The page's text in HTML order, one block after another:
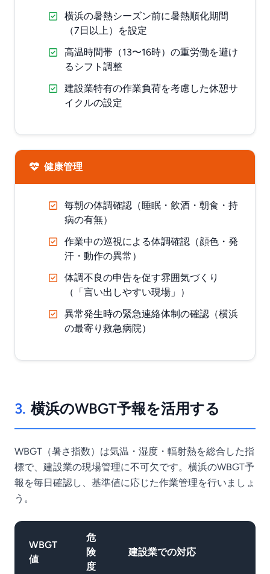
横浜の暑熱シーズン前に暑熱順化期間
（7日以上）を設定
高温時間帯（13〜16時）の重労働を避け
るシフト調整
建設業特有の作業負荷を考慮した休憩サ
イクルの設定
健康管理
毎朝の体調確認（睡眠・飲酒・朝食・持
病の有無）
作業中の巡視による体調確認（顔色・発
汗・動作の異常）
体調不良の申告を促す雰囲気づくり
（「言い出しやすい現場」）
異常発生時の緊急連絡体制の確認（横浜
の最寄り救急病院）
3. 横浜のWBGT予報を活用する
WBGT（暑さ指数）は気温・湿度・輻射熱を総合した指
標で、建設業の現場管理に不可欠です。横浜のWBGT予
報を毎日確認し、基準値に応じた作業管理を行いましょ
う。
WBGT
値
危
険
度
建設業での対応